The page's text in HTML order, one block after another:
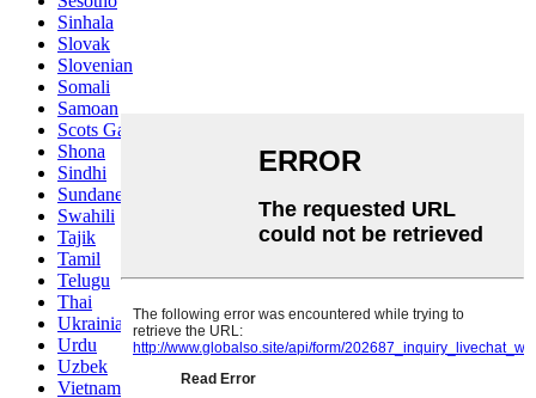
Sinhala
Slovak
Slovenian
Somali
Samoan
Scots Gaelic
Shona
Sindhi
Sundanese
Swahili
Tajik
Tamil
Telugu
Thai
Ukrainian
Urdu
Uzbek
Vietnamese